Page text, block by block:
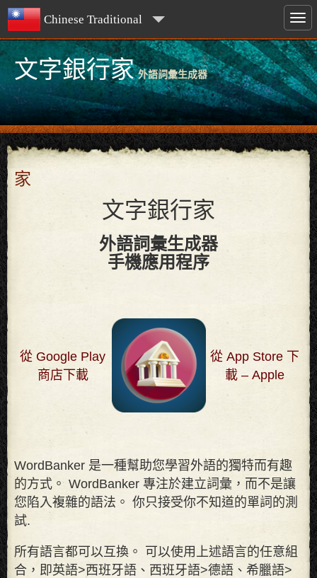
Chinese Traditional
文字銀行家 外語詞彙生成器
家
文字銀行家
外語詞彙生成器
手機應用程序
從 Google Play
商店下載
從 App Store 下
載 – Apple
WordBanker 是一種幫助您學習外語的獨特而有趣
的方式。 WordBanker 專注於建立詞彙，而不是讓
您陷入複雜的語法。 你只接受你不知道的單詞的測
試.
所有語言都可以互換。 可以使用上述語言的任意組
合，即英語>西班牙語、西班牙語>德語、希臘語>